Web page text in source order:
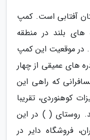
آفتابی است. کمپ
های بلند در منطقه
در موقعیت این کمپ
دره های عمیقی از چهار
که راهی این
کوهنوردی، تقریبا
روستای ( ) در این
فروشگاه دایر در